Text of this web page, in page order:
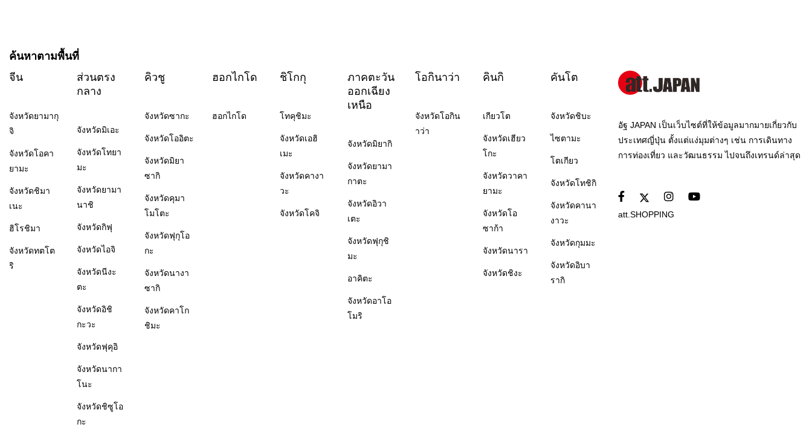
ค้นหาตามพื้นที่
จีน
จังหวัดยามากุ
จิ
จังหวัดโอคา
ยามะ
จังหวัดชิมา
เนะ
ฮิโรชิมา
จังหวัดทตโต
ริ
ส่วนตรง
กลาง
จังหวัดมิเอะ
จังหวัดโทยา
มะ
จังหวัดยามา
นาชิ
จังหวัดกิฟุ
จังหวัดไอจิ
จังหวัดนีงะ
ตะ
จังหวัดอิชิ
กะวะ
จังหวัดฟุคุอิ
จังหวัดนากา
โนะ
จังหวัดชิซูโอ
กะ
คิวชู
จังหวัดซากะ
จังหวัดโออิตะ
จังหวัดมิยา
ซากิ
จังหวัดคุมา
โมโตะ
จังหวัดฟุกุโอ
กะ
จังหวัดนางา
ซากิ
จังหวัดคาโก
ชิมะ
ฮอกไกโด
ฮอกไกโด
ชิโกกุ
โทคุชิมะ
จังหวัดเอฮิ
เมะ
จังหวัดคางา
วะ
จังหวัดโคจิ
ภาคตะวัน
ออกเฉียง
เหนือ
จังหวัดมิยากิ
จังหวัดยามา
กาตะ
จังหวัดอิวา
เตะ
จังหวัดฟุกุชิ
มะ
อาคิตะ
จังหวัดอาโอ
โมริ
โอกินาว่า
จังหวัดโอกิน
าว่า
คินกิ
เกียวโต
จังหวัดเฮียว
โกะ
จังหวัดวาคา
ยามะ
จังหวัดโอ
ซาก้า
จังหวัดนารา
จังหวัดชิงะ
คันโต
จังหวัดชิบะ
ไซตามะ
โตเกียว
จังหวัดโทชิกิ
จังหวัดคานา
งาวะ
จังหวัดกุมมะ
จังหวัดอิบา
รากิ
อัฐ JAPAN เป็นเว็บไซต์ที่ให้ข้อมูลมากมายเกี่ยวกับ
ประเทศญี่ปุ่น ตั้งแต่แง่มุมต่างๆ เช่น การเดินทาง
การท่องเที่ยว และวัฒนธรรม ไปจนถึงเทรนด์ล่าสุด
att.SHOPPING